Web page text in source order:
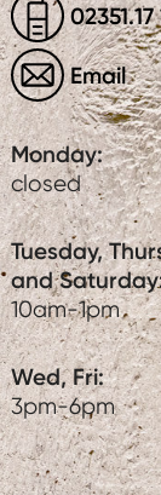
02351.17
Email
Monday:
closed
Tuesday,
and
10am-1pm
Wed, Fri:
3pm-6pm